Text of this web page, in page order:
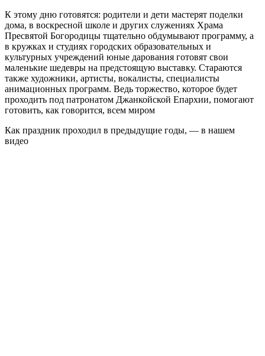
К этому дню готовятся: родители и дети мастерят поделки
дома, в воскресной школе и других служениях Храма
Пресвятой Богородицы тщательно обдумывают программу, а
в кружках и студиях городских образовательных и
культурных учреждений юные дарования готовят свои
маленькие шедевры на предстоящую выставку. Стараются
также художники, артисты, вокалисты, специалисты
анимационных программ. Ведь торжество, которое будет
проходить под патронатом Джанкойской Епархии, помогают
готовить, как говорится, всем миром
Как праздник проходил в предыдущие годы, — в нашем
видео